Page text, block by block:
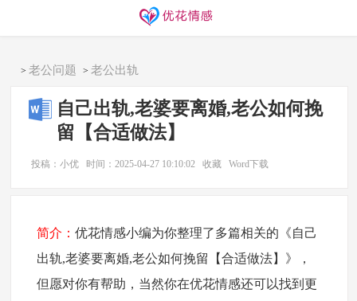
找搭子
>老公问题 >老公出轨
自己出轨,老婆要离婚,老公如何挽
留【合适做法】
投稿：小优 时间：2025-04-27 10:10:02 收藏 Word下载
简介： 优花情感小编为你整理了多篇相关的《自己
出轨,老婆要离婚,老公如何挽留【合适做法】》，
但愿对你有帮助，当然你在优花情感还可以找到更